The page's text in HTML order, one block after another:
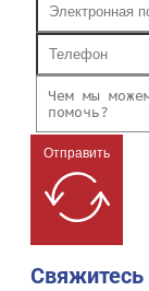
Отправить
Свяжитесь